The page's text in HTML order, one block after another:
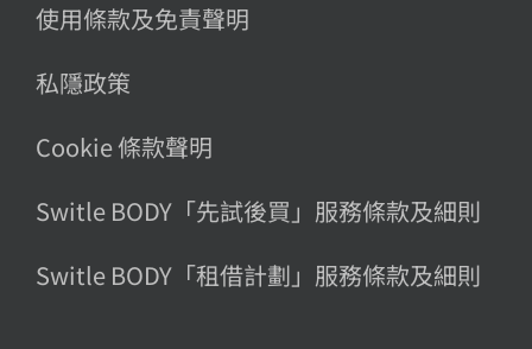
使用條款及免責聲明
私隱政策
Cookie 條款聲明
Switle BODY「先試後買」服務條款及細則
Switle BODY「租借計劃」服務條款及細則